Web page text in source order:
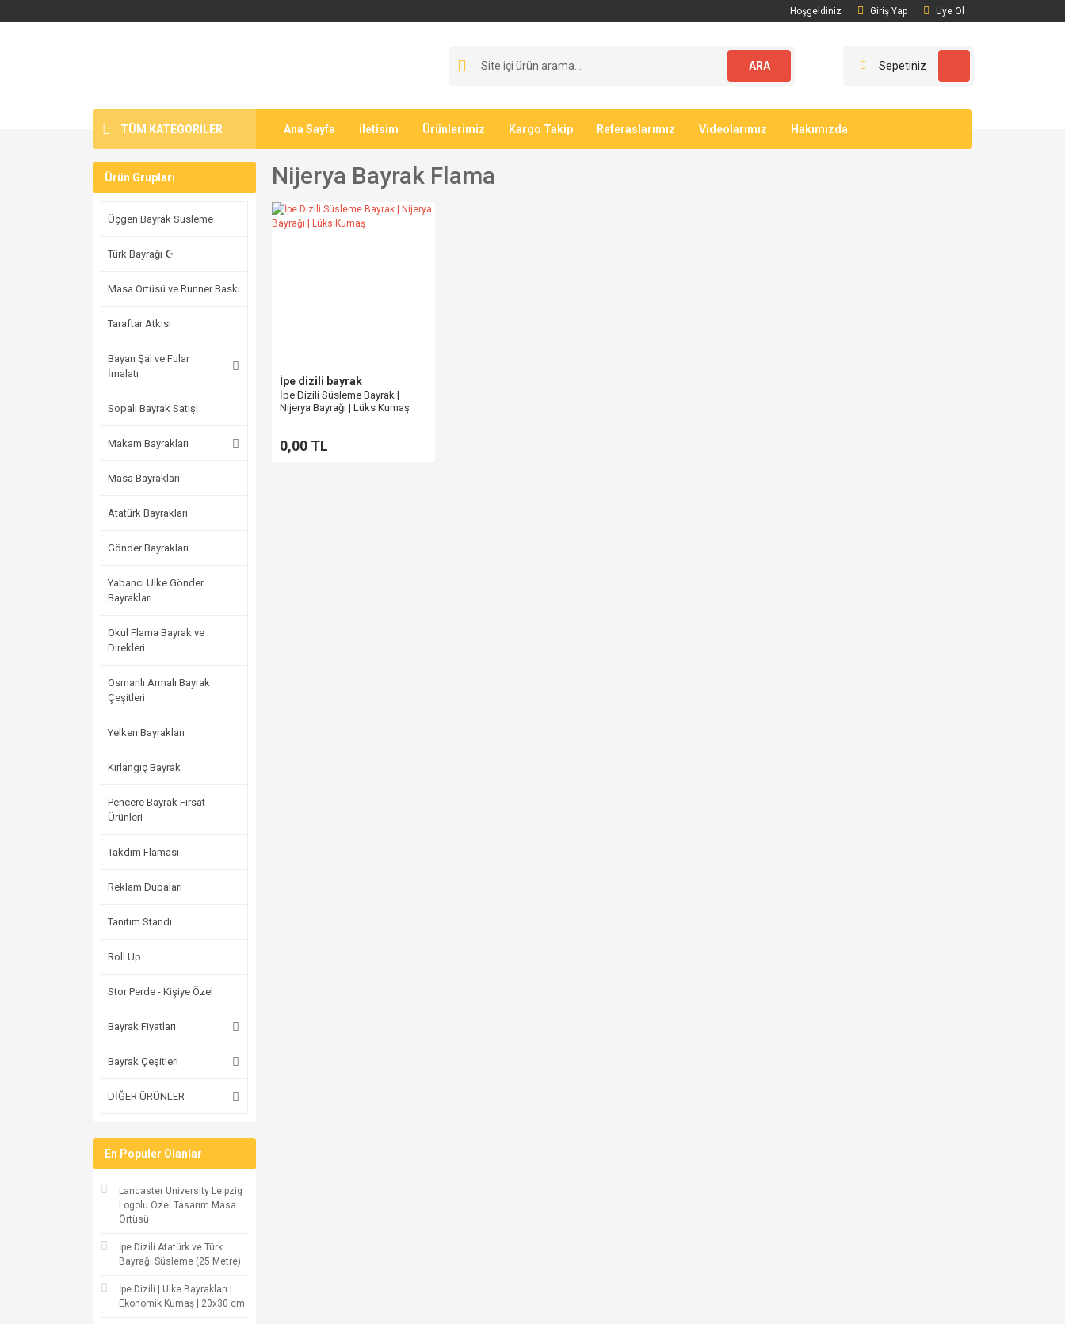
Hoşgeldiniz Giriş Yap Üye Ol
ARA Sepetiniz
TÜM KATEGORİLER Ana Sayfa iletisim Ürünlerimiz Kargo Takip Referaslarımız Videolarımız Hakımızda
Ürün Grupları
Üçgen Bayrak Süsleme
Türk Bayrağı ☪
Masa Örtüsü ve Runner Baskı
Taraftar Atkısı
Bayan Şal ve Fular
İmalatı
Sopalı Bayrak Satışı
Makam Bayrakları
Masa Bayrakları
Atatürk Bayrakları
Gönder Bayrakları
Yabancı Ülke Gönder
Bayrakları
Okul Flama Bayrak ve
Direkleri
Osmanlı Armalı Bayrak
Çeşitleri
Yelken Bayrakları
Kırlangıç Bayrak
Pencere Bayrak Fırsat
Ürünleri
Takdim Flaması
Reklam Dubaları
Tanıtım Standı
Roll Up
Stor Perde - Kişiye Özel
Bayrak Fiyatları
Bayrak Çeşitleri
DİĞER ÜRÜNLER
En Populer Olanlar
Lancaster University Leipzig
Logolu Özel Tasarım Masa
Örtüsü
İpe Dizili Atatürk ve Türk
Bayrağı Süsleme (25 Metre)
İpe Dizili | Ülke Bayrakları |
Ekonomik Kumaş | 20x30 cm
Nijerya Bayrak Flama
İpe dizili bayrak
İpe Dizili Süsleme Bayrak |
Nijerya Bayrağı | Lüks Kumaş
0,00 TL